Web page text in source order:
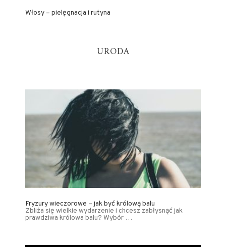
Włosy – pielęgnacja i rutyna
URODA
Fryzury wieczorowe – jak być królową balu
Zbliża się wielkie wydarzenie i chcesz zabłysnąć jak
prawdziwa królowa balu? Wybór …